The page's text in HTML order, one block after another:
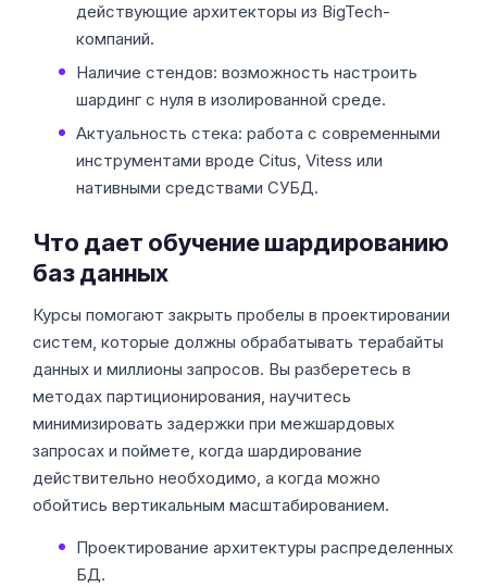
действующие архитекторы из BigTech-
компаний.
Наличие стендов: возможность настроить
шардинг с нуля в изолированной среде.
Актуальность стека: работа с современными
инструментами вроде Citus, Vitess или
нативными средствами СУБД.
Что дает обучение шардированию
баз данных
Курсы помогают закрыть пробелы в проектировании
систем, которые должны обрабатывать терабайты
данных и миллионы запросов. Вы разберетесь в
методах партиционирования, научитесь
минимизировать задержки при межшардовых
запросах и поймете, когда шардирование
действительно необходимо, а когда можно
обойтись вертикальным масштабированием.
Проектирование архитектуры распределенных
БД.